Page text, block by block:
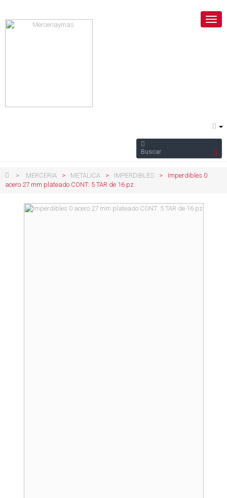
> MERCERIA > METALICA > IMPERDIBLES >
Imperdibles 0
acero 27 mm plateado CONT: 5 TAR de 16 pz